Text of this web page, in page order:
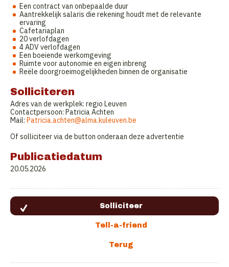
Een contract van onbepaalde duur
Aantrekkelijk salaris die rekening houdt met de relevante
ervaring
Cafetariaplan
20 verlofdagen
4 ADV verlofdagen
Een boeiende werkomgeving
Ruimte voor autonomie en eigen inbreng
Reële doorgroeimogelijkheden binnen de organisatie
Solliciteren
Adres van de werkplek: regio Leuven
Contactpersoon: Patricia Achten
Mail: Patricia.achten@alma.kuleuven.be
Of solliciteer via de button onderaan deze advertentie
Publicatiedatum
20.05.2026